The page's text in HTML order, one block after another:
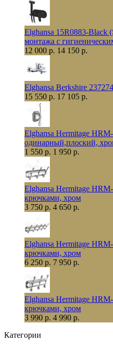
Elghansa 15R0883-Black
монтажа с
12 000 р. 14 150 р.
Elghansa Berkshire
15 550 р. 17 105 р.
Elghansa Hermitage
одинарный,плоский,
1 550 р. 1 950 р.
Elghansa Hermitage
крючками, хром
3 750 р. 4 650 р.
Elghansa Hermitage
крючками, хром
6 250 р. 7 950 р.
Elghansa Hermitage
крючками, хром
3 990 р. 4 990 р.
Категории